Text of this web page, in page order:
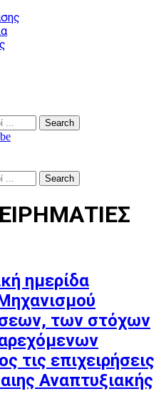
Search
Search
ημερίδα
των στόχων
τις επιχειρήσεις
Αναπτυξιακής